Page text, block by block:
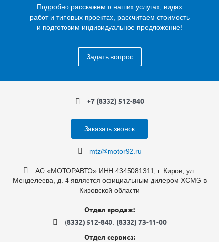
Подробно расскажем о наших услугах, видах
работ и типовых проектах, рассчитаем стоимость
и подготовим индивидуальное предложение!
Задать вопрос
+7 (8332) 512-840
Заказать звонок
mtz@motor92.ru
АО «МОТОРАВТО» ИНН 4345081311, г. Киров, ул.
Менделеева, д. 4 является официальным дилером XCMG в
Кировской области
Отдел продаж:
(8332) 512-840, (8332) 73-11-00
Отдел сервиса: